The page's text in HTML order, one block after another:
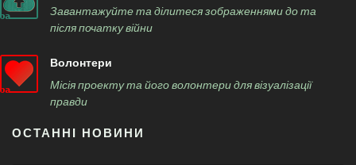
Завантажуйте та ділитеся зображеннями до та
після початку війни
Волонтери
Місія проекту та його волонтери для візуалізації
правди
ОСТАННІ НОВИНИ